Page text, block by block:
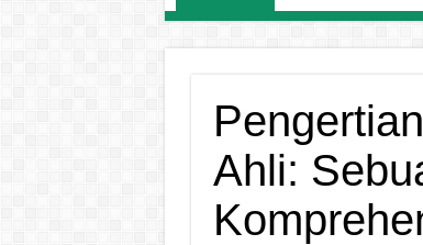
Ahli: